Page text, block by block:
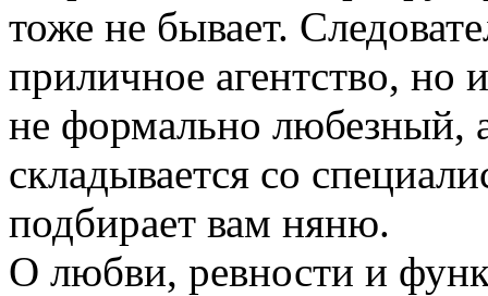
тоже не бывает.
приличное агентство, но
не формально любезный,
складывается со
подбирает вам няню.
О любви, ревности и